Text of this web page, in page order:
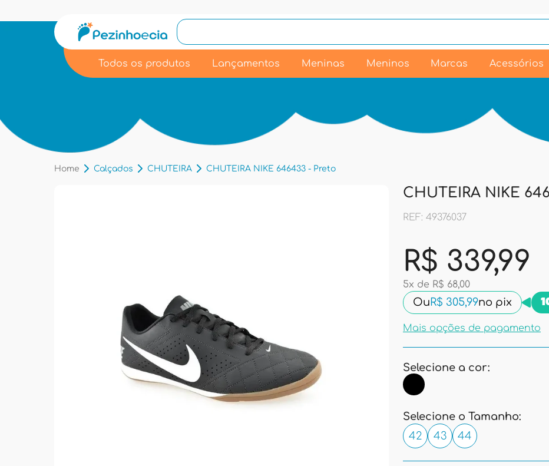
Todos os produtos Lançamentos Meninas Meninos Marcas Acessórios
Home Calçados CHUTEIRA CHUTEIRA NIKE 646433 - Preto
CHUTEIRA NIKE
REF: 49376037
R$ 339,99
5x de R$ 68,00
Ou R$ 305,99no pix
Mais opções de pagamento
Selecione a cor:
Selecione o Tamanho:
42 43 44